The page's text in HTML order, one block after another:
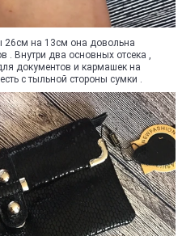
26см на 13см она довольна
. Внутри два основных отсека ,
документов и кармашек на
с тыльной стороны сумки .